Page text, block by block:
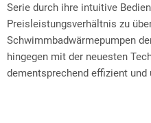
Serie durch ihre intuitive
Preisleistungsverhältnis zu
Schwimmbadwärmepumpen
hingegen mit der neuesten
dementsprechend effizient und